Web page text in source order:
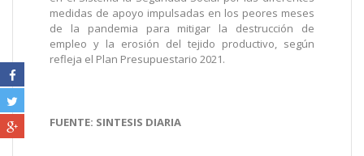
medidas de apoyo impulsadas en los peores meses
de la pandemia para mitigar la destrucción de
empleo y la erosión del tejido productivo, según
refleja el Plan Presupuestario 2021.
FUENTE: SINTESIS DIARIA